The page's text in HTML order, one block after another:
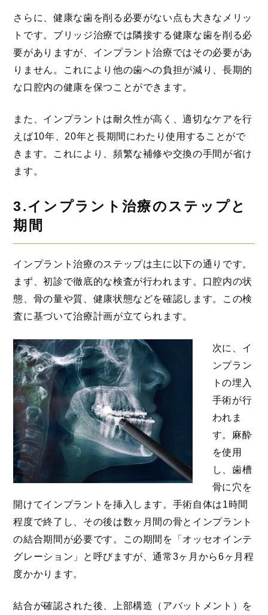
さらに、健康な歯を削る必要がない点も大きなメリッ
トです。ブリッジ治療では隣接する健康な歯を削る必
要がありますが、インプラント治療ではその必要があ
りません。これにより他の歯への負担が減り、長期的
な口腔内の健康を保つことができます。
また、インプラントは耐久性が高く、適切なケアを行
えば10年、20年と長期間にわたり使用することがで
きます。これにより、頻繁な補修や交換の手間が省け
ます。
3.インプラント治療のステップと
期間
インプラント治療のステップは主に以下の通りです。
まず、初診で徹底的な検査が行われます。口腔内の状
態、骨の量や質、健康状態などを確認します。この検
査に基づいて治療計画が立てられます。
次に、イ
ンプラン
トの埋入
手術が行
われま
す。麻酔
を使用
し、歯槽
骨に穴を
開けてインプラントを挿入します。手術自体は1時間
程度で終了し、その後は数ヶ月間の骨とインプラント
の結合期間が必要です。この期間を「オッセオインテ
グレーション」と呼びますが、通常3ヶ月から6ヶ月程
度かかります。
結合が確認された後、上部構造（アバットメント）を